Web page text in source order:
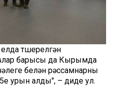
төшерелгән
барысы да Кырымда
белән рәссамнарны
урын алды", – диде ул.